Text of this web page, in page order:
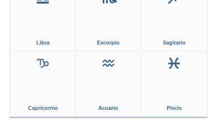
Libra Escorpio Sagitario
Capricornio Acuario Piscis